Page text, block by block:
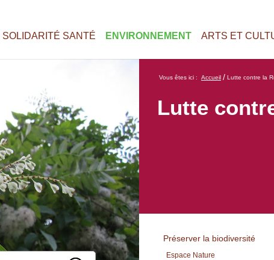
SOLIDARITÉ SANTÉ ENVIRONNEMENT ARTS ET
Vous êtes ici : Accueil / Lutte contre la
Lutte
Préserver la biodiversité
Espace Nature